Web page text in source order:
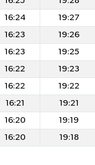
16:24 19:27
16:23 19:26
16:23 19:25
16:22 19:23
16:22 19:22
16:21 19:21
16:20 19:19
16:20 19:18